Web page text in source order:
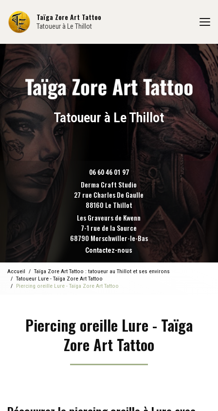
contenu
principal
Taïga Zore Art Tattoo
Tatoueur à Le Thillot
Tatoueur à Le Thillot
06 60 46 01 97
Derma Craft Studio
27 rue Charles De Gaulle
88160 Le Thillot
Les Graveurs de Kwenn
7-1 rue de la Source
68790 Morschwiller-le-Bas
Contactez-nous
Accueil
Taïga Zore Art Tattoo : tatoueur au Thillot et ses environs
Tatoueur Lure - Taïga Zore Art Tattoo
Piercing oreille Lure - Taïga Zore Art Tattoo
Piercing oreille Lure - Taïga
Zore Art Tattoo